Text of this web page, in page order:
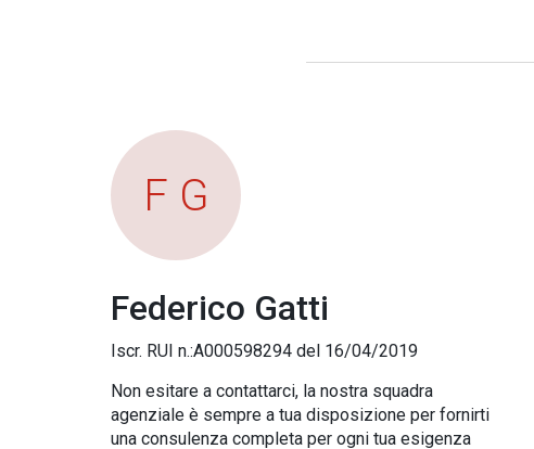
F G
Federico Gatti
Iscr. RUI n.:A000598294 del 16/04/2019
Non esitare a contattarci, la nostra squadra
agenziale è sempre a tua disposizione per fornirti
una consulenza completa per ogni tua esigenza